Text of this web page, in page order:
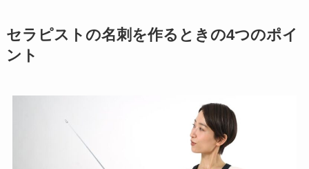
セラピストの名刺を作るときの4つのポイ
ント